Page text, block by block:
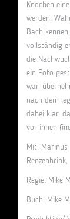
Knochen
werden.
Bach
vollständig
die
ein Foto
war,
nach dem
dabei klar,
vor ihnen
Mit: Marinus
Regie: Mike
Buch: Mike